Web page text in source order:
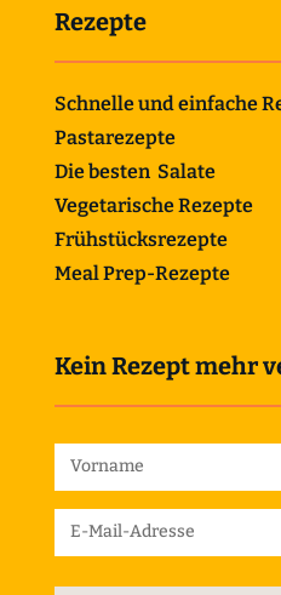
Rezepte
Schnelle und einfache
Pastarezepte
Die besten Salate
Vegetarische Rezepte
Frühstücksrezepte
Meal Prep-Rezepte
Kein Rezept mehr